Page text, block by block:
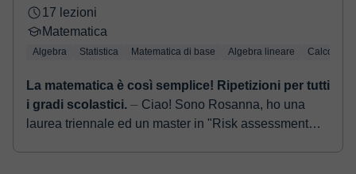
17 lezioni
Matematica
Algebra Statistica Matematica di base Algebra lineare Calcolo
La matematica è così semplice! Ripetizioni per tutti
i gradi scolastici. ⏤ Ciao! Sono Rosanna, ho una
laurea triennale ed un master in "Risk assessment